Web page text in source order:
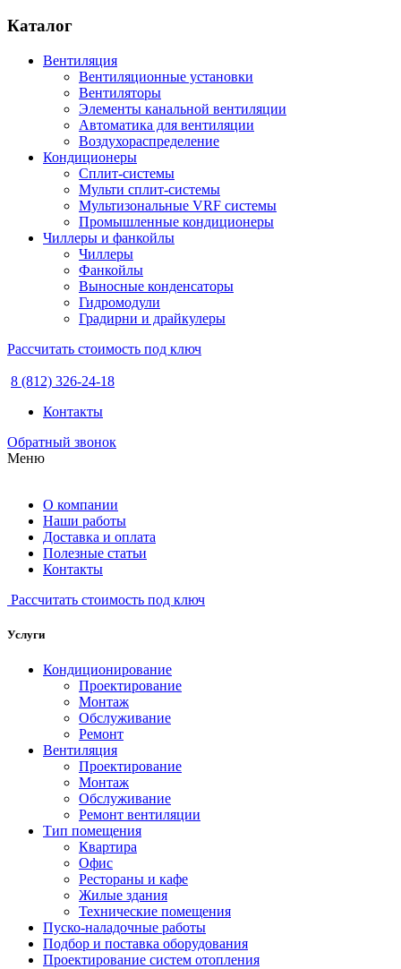
Каталог
Вентиляция
Вентиляционные установки
Вентиляторы
Элементы канальной вентиляции
Автоматика для вентиляции
Воздухораспределение
Кондиционеры
Сплит-системы
Мульти сплит-системы
Мультизональные VRF системы
Промышленные кондиционеры
Чиллеры и фанкойлы
Чиллеры
Фанкойлы
Выносные конденсаторы
Гидромодули
Градирни и драйкулеры
Рассчитать стоимость под ключ
8 (812) 326-24-18
Контакты
Обратный звонок
Меню
О компании
Наши работы
Доставка и оплата
Полезные статьи
Контакты
Рассчитать стоимость под ключ
Услуги
Кондиционирование
Проектирование
Монтаж
Обслуживание
Ремонт
Вентиляция
Проектирование
Монтаж
Обслуживание
Ремонт вентиляции
Тип помещения
Квартира
Офис
Рестораны и кафе
Жилые здания
Технические помещения
Пуско-наладочные работы
Подбор и поставка оборудования
Проектирование систем отопления